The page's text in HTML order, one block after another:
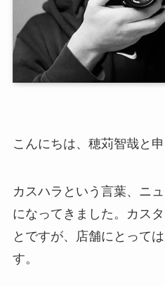
こんにちは、穂苅智哉と申
カスハラという言葉、ニ
になってきました。カス
とですが、店舗にとって
す。